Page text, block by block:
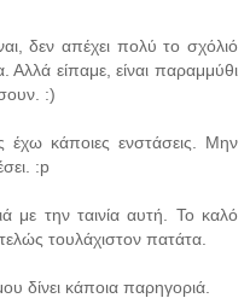
δεν απέχει πολύ το σχόλιό
είπαμε, είναι παραμμύθι
:)
κάποιες ενστάσεις. Μην
:p
με την ταινία αυτή. Το καλό
τουλάχιστον πατάτα.
δίνει κάποια παρηγοριά.